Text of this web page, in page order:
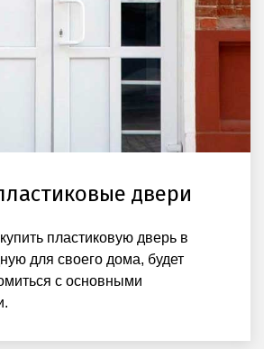
двери
пластиковую дверь в
для своего дома, будет
с основными